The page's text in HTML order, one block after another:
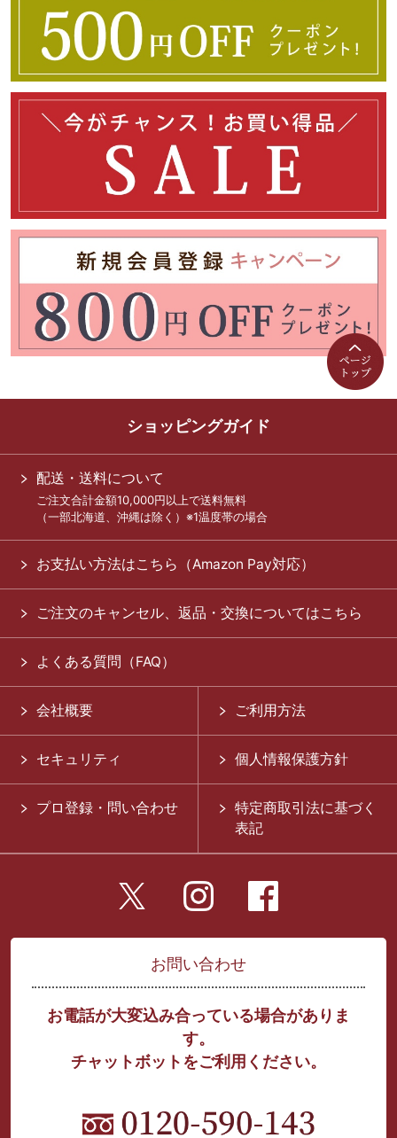
ショッピングガイド
配送・送料について
ご注文合計金額10,000円以上で送料無料
（一部北海道、沖縄は除く）※1温度帯の場合
お支払い方法はこちら（Amazon Pay対応）
ご注文のキャンセル、返品・交換についてはこちら
よくある質問（FAQ）
会社概要 ご利用方法
セキュリティ 個人情報保護方針
プロ登録・問い合わせ
特定商取引法に基づく
表記
お問い合わせ
お電話が大変込み合っている場合がありま
す。
チャットボットをご利用ください。